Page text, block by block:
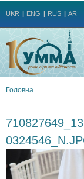
UKR ENG RUS AR
Головна